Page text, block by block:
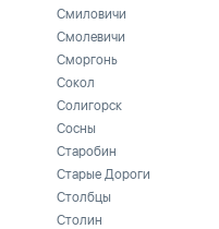
Смиловичи
Смолевичи
Сморгонь
Сокол
Солигорск
Сосны
Старобин
Старые Дороги
Столбцы
Столин